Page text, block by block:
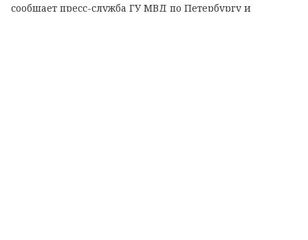
сообщает пресс-служба ГУ МВД по Петербургу и